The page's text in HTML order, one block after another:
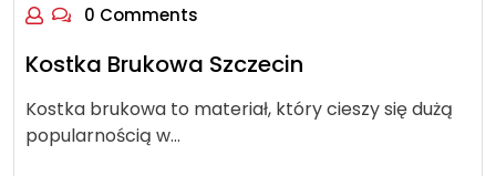
0 Comments
Kostka Brukowa Szczecin
Kostka brukowa to materiał, który cieszy się dużą
popularnością w…